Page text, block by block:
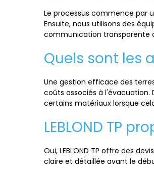
Le processus commence par
Ensuite, nous utilisons des
communication transparente
Quels sont les
Une gestion efficace des
coûts associés à
certains matériaux lorsque
LEBLOND TP
Oui, LEBLOND TP offre des
claire et détaillée avant le